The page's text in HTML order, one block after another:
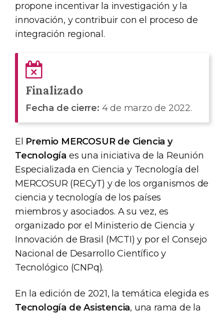
propone incentivar la investigación y la
innovación, y contribuir con el proceso de
integración regional.
Finalizado
Fecha de cierre: 4 de marzo de 2022.
El Premio MERCOSUR de Ciencia y
Tecnología es una iniciativa de la Reunión
Especializada en Ciencia y Tecnología del
MERCOSUR (RECyT) y de los organismos de
ciencia y tecnología de los países
miembros y asociados. A su vez, es
organizado por el Ministerio de Ciencia y
Innovación de Brasil (MCTI) y por el Consejo
Nacional de Desarrollo Científico y
Tecnológico (CNPq).
En la edición de 2021, la temática elegida es
Tecnología de Asistencia, una rama de la